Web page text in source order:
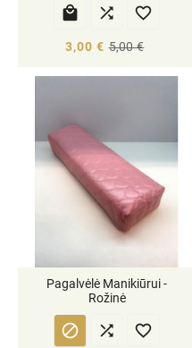
  
3,00 € 5,00 €
Pagalvėlė Manikiūrui -
Rožinė
  